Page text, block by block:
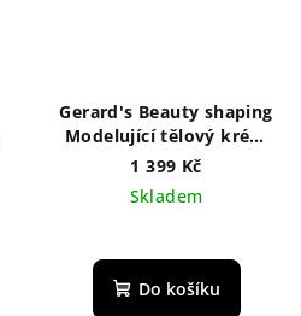
Gerard's Beauty shaping
Modelující tělový krém
250 ml
1 399 Kč
Skladem
Do košíku